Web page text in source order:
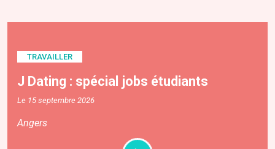
TRAVAILLER
J Dating : spécial jobs étudiants
Le 15 septembre 2026
Angers